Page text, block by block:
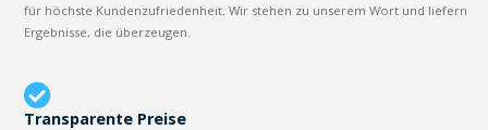
für höchste Kundenzufriedenheit. Wir stehen zu unserem Wort und liefern
Ergebnisse, die überzeugen.
Transparente Preise